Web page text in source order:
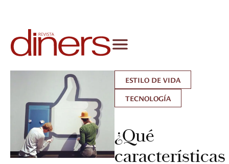
ESTILO DE VIDA
TECNOLOGÍA
¿Qué
características